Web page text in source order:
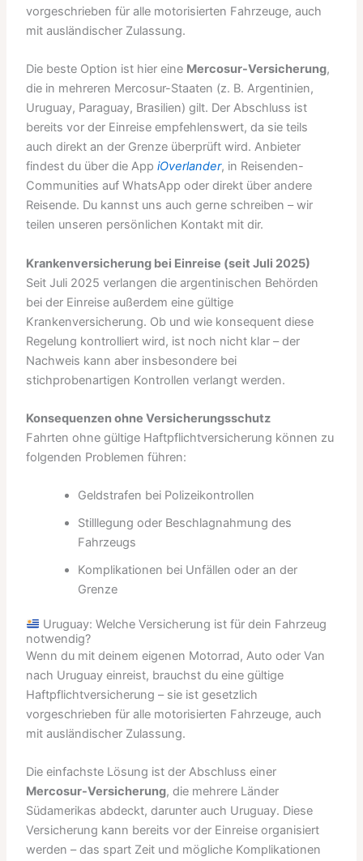
vorgeschrieben für alle motorisierten Fahrzeuge, auch
mit ausländischer Zulassung.
Die beste Option ist hier eine Mercosur-Versicherung,
die in mehreren Mercosur-Staaten (z. B. Argentinien,
Uruguay, Paraguay, Brasilien) gilt. Der Abschluss ist
bereits vor der Einreise empfehlenswert, da sie teils
auch direkt an der Grenze überprüft wird. Anbieter
findest du über die AppiOverlander, in Reisenden-
Communities auf WhatsApp oder direkt über andere
Reisende. Du kannst uns auch gerne schreiben – wir
teilen unseren persönlichen Kontakt mit dir.
Krankenversicherung bei Einreise (seit Juli 2025)
Seit Juli 2025 verlangen die argentinischen Behörden
bei der Einreise außerdem eine gültige
Krankenversicherung. Ob und wie konsequent diese
Regelung kontrolliert wird, ist noch nicht klar – der
Nachweis kann aber insbesondere bei
stichprobenartigen Kontrollen verlangt werden.
Konsequenzen ohne Versicherungsschutz
Fahrten ohne gültige Haftpflichtversicherung können zu
folgenden Problemen führen:
Geldstrafen bei Polizeikontrollen
Stilllegung oder Beschlagnahmung des
Fahrzeugs
Komplikationen bei Unfällen oder an der
Grenze
Uruguay: Welche Versicherung ist für dein Fahrzeug
notwendig?
Wenn du mit deinem eigenen Motorrad, Auto oder Van
nach Uruguay einreist, brauchst du eine gültige
Haftpflichtversicherung – sie ist gesetzlich
vorgeschrieben für alle motorisierten Fahrzeuge, auch
mit ausländischer Zulassung.
Die einfachste Lösung ist der Abschluss einer
Mercosur-Versicherung, die mehrere Länder
Südamerikas abdeckt, darunter auch Uruguay. Diese
Versicherung kann bereits vor der Einreise organisiert
werden – das spart Zeit und mögliche Komplikationen